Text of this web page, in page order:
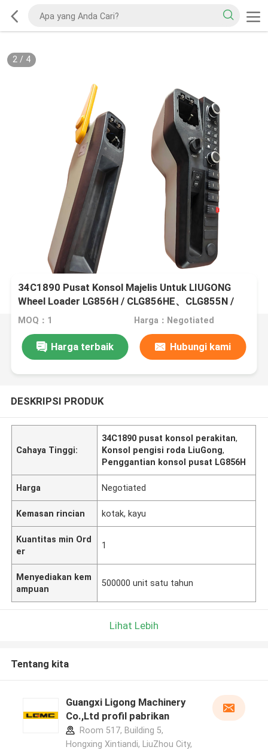
2/ 4
34C1890 Pusat Konsol Majelis Untuk LIUGONG
Wheel Loader LG856H / CLG856HE、CLG855N /
CLG855H、CLG870H、ZL50CN、CLG842H /
MOQ：1 Harga：Negotiated
Harga terbaik Hubungi kami
DESKRIPSI PRODUK
Cahaya Tinggi:
34C1890 pusat konsol perakitan,
Konsol pengisi roda LiuGong,
Penggantian konsol pusat LG856H
Harga Negotiated
Kemasan rincian kotak, kayu
Kuantitas min Ord
er
1
Menyediakan kem
ampuan
500000 unit satu tahun
Lihat Lebih
Tentang kita
Guangxi Ligong Machinery
Co.,Ltd profil pabrikan
Room 517, Building 5,
Hongxing Xintiandi, LiuZhou City,